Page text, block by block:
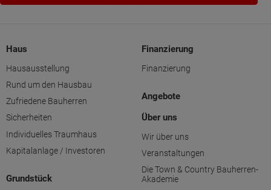
Haus
Hausausstellung
Rund um den Hausbau
Zufriedene Bauherren
Sicherheiten
Individuelles Traumhaus
Kapitalanlage / Investoren
Grundstück
Finanzierung
Finanzierung
Angebote
Über uns
Wir über uns
Veranstaltungen
Die Town & Country Bauherren-
Akademie